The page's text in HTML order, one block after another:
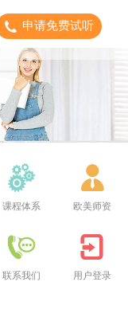
申请免费试听
课程体系 欧美师资
联系我们 用户登录